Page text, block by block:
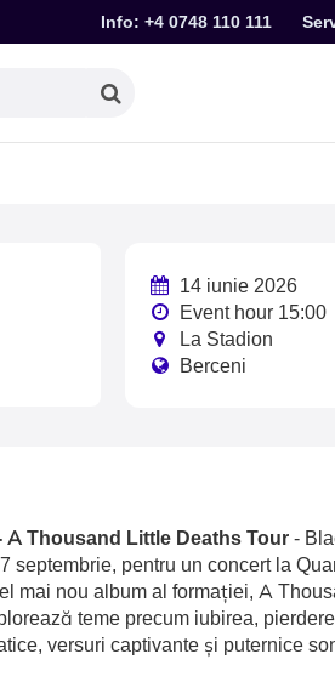
Info: +4 0748 110 111
14 iunie 2026
Event hour 15:00
La Stadion
Berceni
A Thousand Little Deaths Tour -
septembrie, pentru un concert la
mai nou album al formației, A
teme precum iubirea,
versuri captivante și puternice